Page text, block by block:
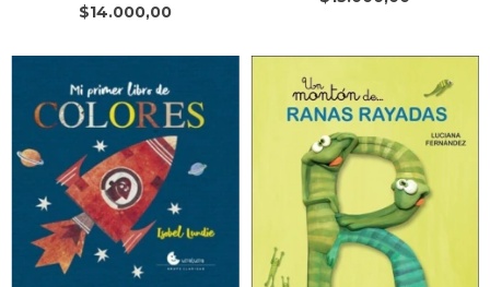
$14.000,00